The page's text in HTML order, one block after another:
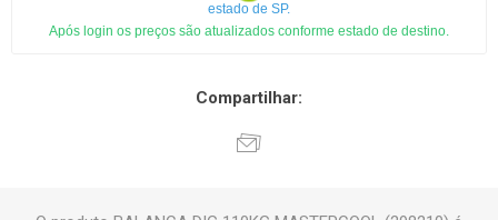
estado de SP.
Após login os preços são atualizados conforme estado de destino.
Compartilhar: